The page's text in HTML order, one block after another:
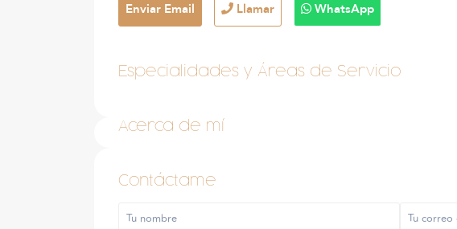
Enviar Email Llamar WhatsApp
Especialidades y Áreas de Servicio
Acerca de mí
Contáctame